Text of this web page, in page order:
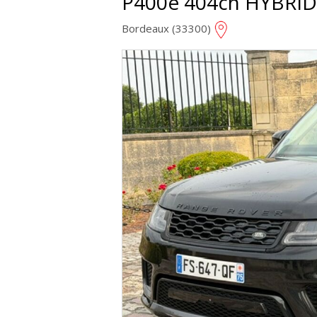
Bordeaux (33300)